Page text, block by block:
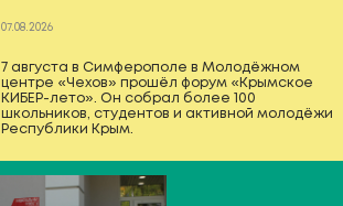
07.08.2026
7 августа в Симферополе в Молодёжном
центре «Чехов» прошёл форум «Крымское
КИБЕР-лето». Он собрал более 100
школьников, студентов и активной молодёжи
Республики Крым.